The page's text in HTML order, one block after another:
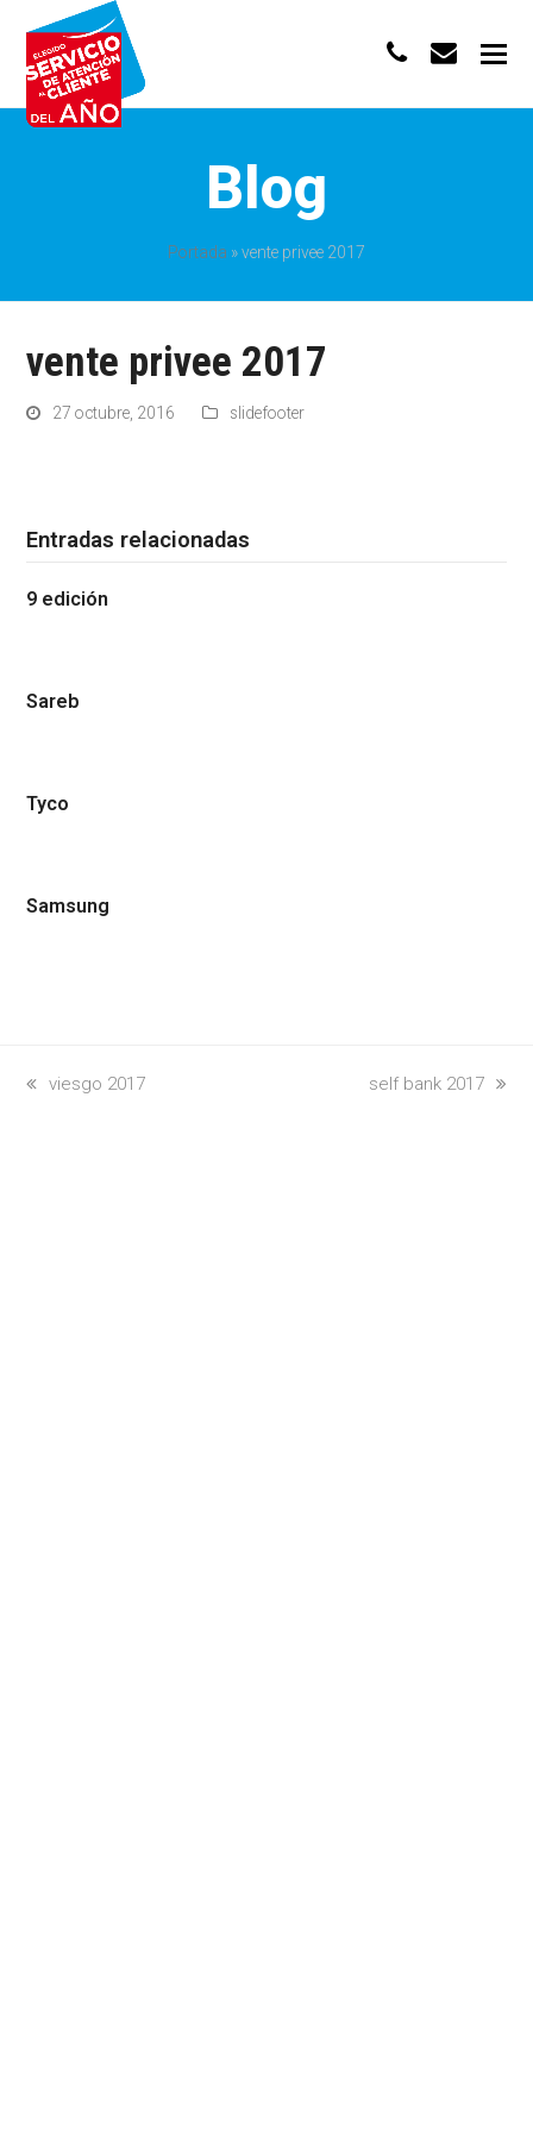
phone
Blog
Portada »vente privee 2017
vente privee 2017
27 octubre, 2016 slidefooter
Entradas relacionadas
9 edición
Sareb
Tyco
Samsung
previous
viesgo 2017
next
self bank 2017